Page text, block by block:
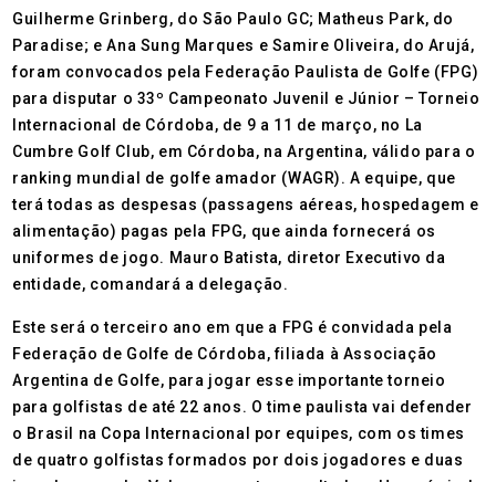
Guilherme Grinberg, do São Paulo GC; Matheus Park, do
Paradise; e Ana Sung Marques e Samire Oliveira, do Arujá,
foram convocados pela Federação Paulista de Golfe (FPG)
para disputar o 33º Campeonato Juvenil e Júnior – Torneio
Internacional de Córdoba, de 9 a 11 de março, no La
Cumbre Golf Club, em Córdoba, na Argentina, válido para o
ranking mundial de golfe amador (WAGR). A equipe, que
terá todas as despesas (passagens aéreas, hospedagem e
alimentação) pagas pela FPG, que ainda fornecerá os
uniformes de jogo. Mauro Batista, diretor Executivo da
entidade, comandará a delegação.
Este será o terceiro ano em que a FPG é convidada pela
Federação de Golfe de Córdoba, filiada à Associação
Argentina de Golfe, para jogar esse importante torneio
para golfistas de até 22 anos. O time paulista vai defender
o Brasil na Copa Internacional por equipes, com os times
de quatro golfistas formados por dois jogadores e duas